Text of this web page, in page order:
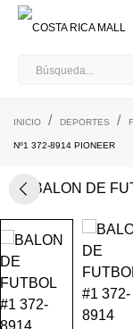
INICIO DEPORTES
Nº1 372-8914 PIONEER